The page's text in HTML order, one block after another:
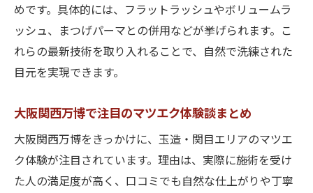
めです。具体的には、フラットラッシュやボリュームラ
ッシュ、まつげパーマとの併用などが挙げられます。こ
れらの最新技術を取り入れることで、自然で洗練された
目元を実現できます。
大阪関西万博で注目のマツエク体験談まとめ
大阪関西万博をきっかけに、玉造・関目エリアのマツエ
ク体験が注目されています。理由は、実際に施術を受け
た人の満足度が高く、口コミでも自然な仕上がりや丁寧